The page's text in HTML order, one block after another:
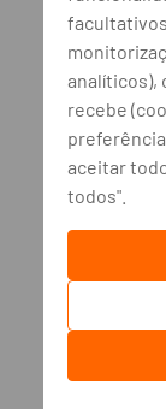
analíticos),
recebe
aceitar
todos".